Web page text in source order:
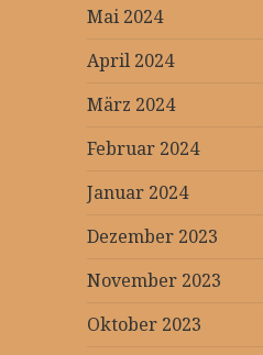
Mai 2024
April 2024
März 2024
Februar 2024
Januar 2024
Dezember 2023
November 2023
Oktober 2023